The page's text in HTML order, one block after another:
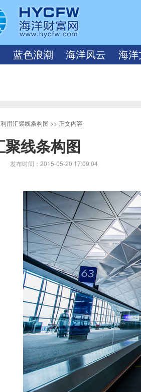
蓝色浪潮 海洋风云 海洋
利用汇聚线条构图 >> 正文内容
聚线条构图
布时间：2015-05-20 17:09:04